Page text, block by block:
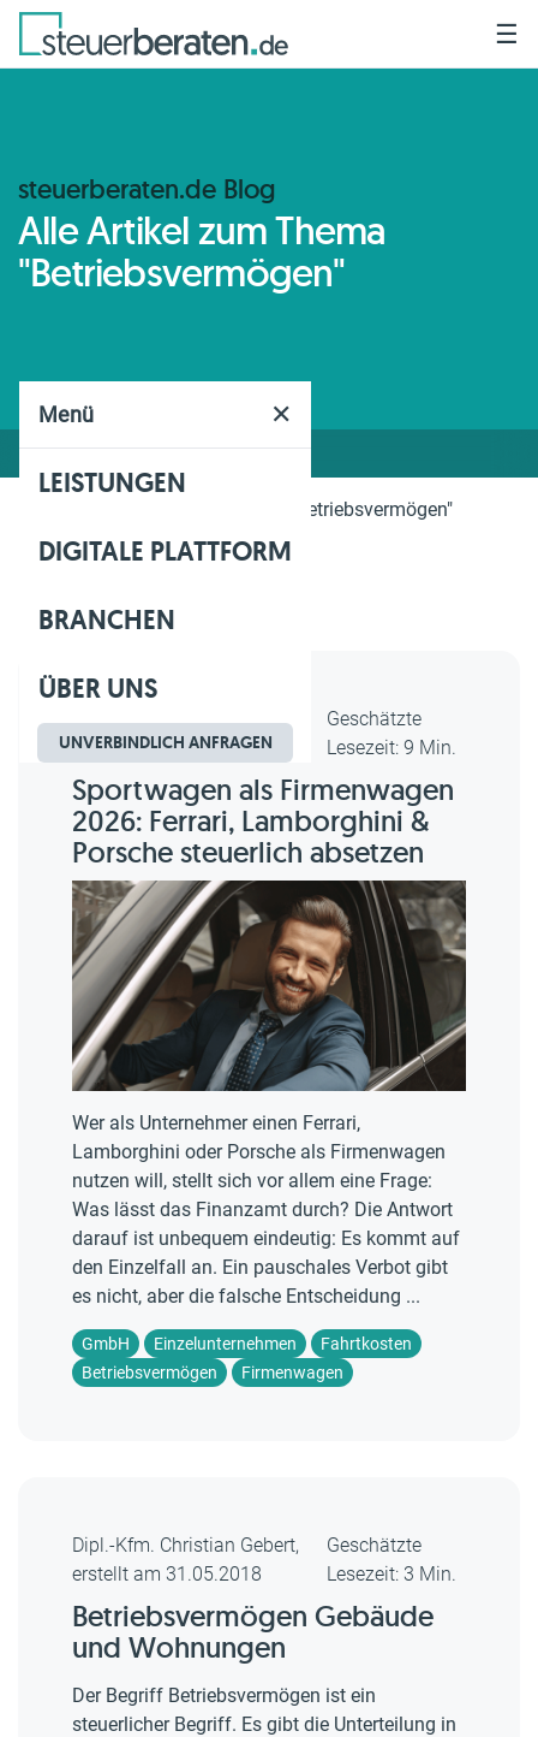
Menü ✕
LEISTUNGEN
DIGITALE PLATTFORM
BRANCHEN
ÜBER UNS
UNVERBINDLICH ANFRAGEN
☰
steuerberaten.de Blog
Alle Artikel zum Thema
"Betriebsvermögen"
"Betriebsvermögen"
Dipl.-Kfm. Christian Gebert,
erstellt am 20.05.2026
Geschätzte
Lesezeit: 9 Min.
Sportwagen als Firmenwagen
2026: Ferrari, Lamborghini &
Porsche steuerlich absetzen
Wer als Unternehmer einen Ferrari,
Lamborghini oder Porsche als Firmenwagen
nutzen will, stellt sich vor allem eine Frage:
Was lässt das Finanzamt durch? Die Antwort
darauf ist unbequem eindeutig: Es kommt auf
den Einzelfall an. Ein pauschales Verbot gibt
es nicht, aber die falsche Entscheidung ...
GmbH Einzelunternehmen
Fahrtkosten
Betriebsvermögen
Firmenwagen
Dipl.-Kfm. Christian Gebert,
erstellt am 31.05.2018
Geschätzte
Lesezeit: 3 Min.
Betriebsvermögen Gebäude
und Wohnungen
Der Begriff Betriebsvermögen ist ein
steuerlicher Begriff. Es gibt die Unterteilung in